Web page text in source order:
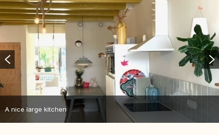
A nice large kitchen